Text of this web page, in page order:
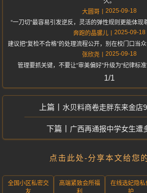
大圆哥
2025-09-18
“一刀切”最容易引发逆反，灵活的弹性规则更能体现
奔跑的晶骡儿
2025-09-18
建议把“复检不合格”的处理流程公开，别在校门口当
张欣尧
2025-09-18
管理要抓关键，不要让“审美偏好”升级为“纪律标准
1/1
水贝料商卷走胖东来金店
广西再通报中学女生遭
点击此处-分享本文给您
全国小区私密交
友
高端紧致会所福
利
在线选妃隐私
护